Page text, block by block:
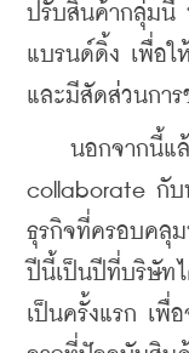
ปรับสินค้ากลุ่มนี้
แบรนด์ดิ้ง เพื่อใ
และมีสัดส่วนกา
นอกจากนี้แล้ว
collaborate กับ
ธุรกิจที่ครอบคลุ
ปีนี้เป็นปีที่บริษัทไ
เป็นครั้งแรก เพื่